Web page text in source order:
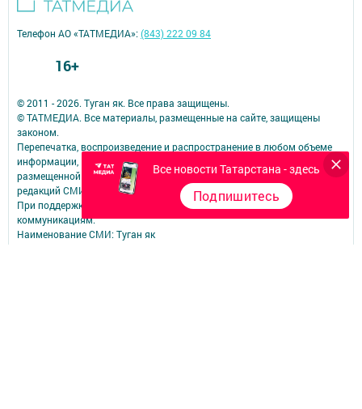
Все новости Татарстана - здесь
Подпишитесь
© 2011 - 2026. Туган як. Все права защищены.
© ТАТМЕДИА. Все материалы, размещенные на сайте, защищены
законом.
Перепечатка, воспроизведение и распространение в любом объеме
информации,
размещенной на сайте, возможна только с письменного согласия
редакций СМИ.
При поддержке Республиканского агентства по печати и массовым
коммуникациям.
Наименование СМИ: Туган як
Телефон АО «ТАТМЕДИА»:(843) 222 09 84
16+